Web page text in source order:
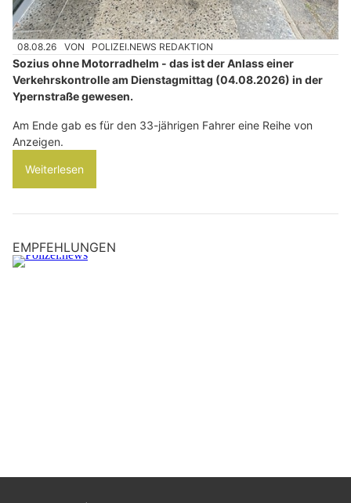
08.08.26 VON POLIZEI.NEWS REDAKTION
Sozius ohne Motorradhelm - das ist der Anlass einer
Verkehrskontrolle am Dienstagmittag (04.08.2026) in der
Ypernstraße gewesen.
Am Ende gab es für den 33-jährigen Fahrer eine Reihe von
Anzeigen.
Weiterlesen
EMPFEHLUNGEN